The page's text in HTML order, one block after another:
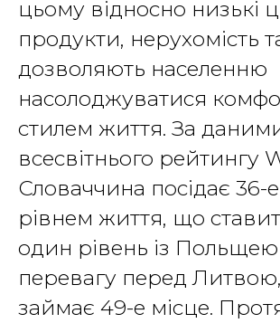
цьому відносно низькі
продукти, нерухомість
дозволяють населенню
насолоджуватися
стилем життя. За
всесвітнього рейтингу
Словаччина посідає 36-
рівнем життя, що
один рівень із Польщею
перевагу перед
займає 49-е місце.